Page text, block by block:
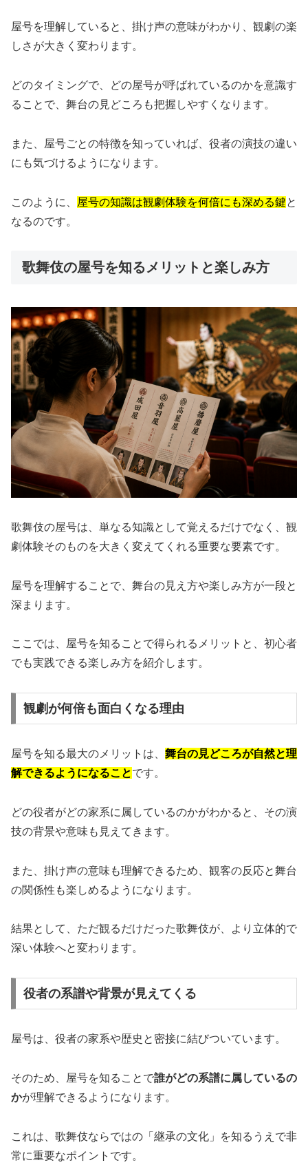
屋号を理解していると、掛け声の意味がわかり、観劇の楽
しさが大きく変わります。
どのタイミングで、どの屋号が呼ばれているのかを意識す
ることで、舞台の見どころも把握しやすくなります。
また、屋号ごとの特徴を知っていれば、役者の演技の違い
にも気づけるようになります。
このように、 屋号の知識は観劇体験を何倍にも深める鍵と
なるのです。
歌舞伎の屋号を知るメリットと楽しみ方
歌舞伎の屋号は、単なる知識として覚えるだけでなく、観
劇体験そのものを大きく変えてくれる重要な要素です。
屋号を理解することで、舞台の見え方や楽しみ方が一段と
深まります。
ここでは、屋号を知ることで得られるメリットと、初心者
でも実践できる楽しみ方を紹介します。
観劇が何倍も面白くなる理由
屋号を知る最大のメリットは、 舞台の見どころが自然と理
解できるようになることです。
どの役者がどの家系に属しているのかがわかると、その演
技の背景や意味も見えてきます。
また、掛け声の意味も理解できるため、観客の反応と舞台
の関係性も楽しめるようになります。
結果として、ただ観るだけだった歌舞伎が、より立体的で
深い体験へと変わります。
役者の系譜や背景が見えてくる
屋号は、役者の家系や歴史と密接に結びついています。
そのため、屋号を知ることで誰がどの系譜に属しているの
かが理解できるようになります。
これは、歌舞伎ならではの「継承の文化」を知るうえで非
常に重要なポイントです。